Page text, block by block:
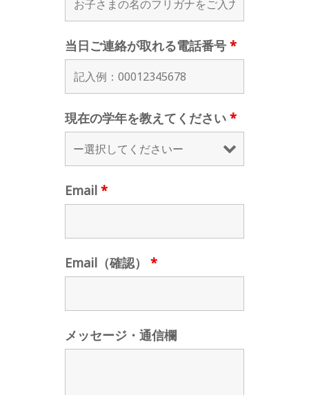
当日ご連絡が取れる電話番号 *
現在の学年を教えてください *
Email *
Email（確認） *
メッセージ・通信欄